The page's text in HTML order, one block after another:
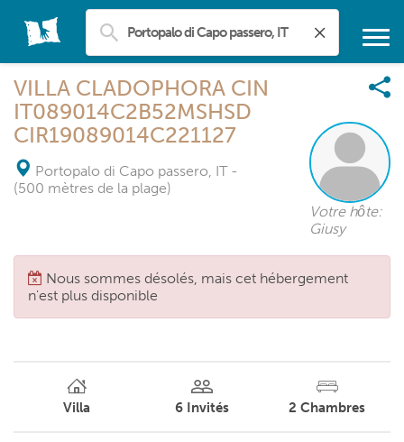
VILLA CLADOPHORA CIN
IT089014C2B52MSHSD
CIR19089014C221127
Portopalo di Capo passero, IT -
(500 mètres de la plage)
Votre hôte:
Giusy
Nous sommes désolés, mais cet hébergement
n'est plus disponible
Villa 6 Invités 2 Chambres